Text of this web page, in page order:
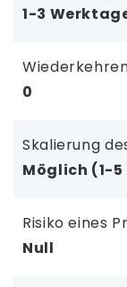
1-3
0
Skalierung
Möglich (1-
Risiko eines
Null